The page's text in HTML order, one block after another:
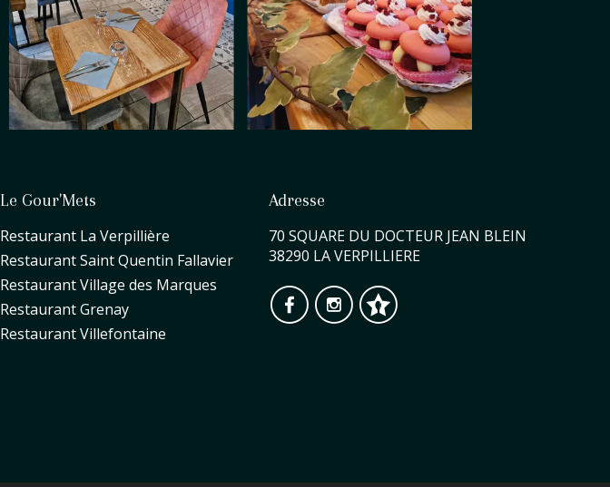
Le Gour'Mets
Restaurant La Verpillière
Restaurant Saint Quentin Fallavier
Restaurant Village des Marques
Restaurant Grenay
Restaurant Villefontaine
Adresse
70 SQUARE DU DOCTEUR JEAN BLEIN
38290 LA VERPILLIERE